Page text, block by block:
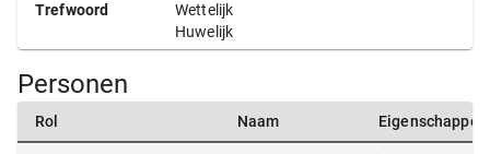
Trefwoord
Wettelijk
Huwelijk
Personen
Rol Naam Eigenschappen